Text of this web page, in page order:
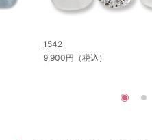
1542
9,900円（税込）